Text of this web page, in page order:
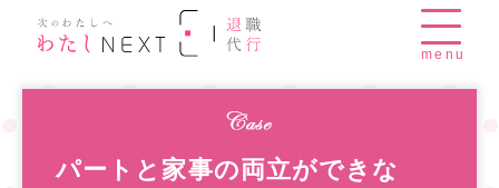
menu
パートと家事の両立ができな